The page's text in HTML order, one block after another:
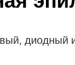
диодный